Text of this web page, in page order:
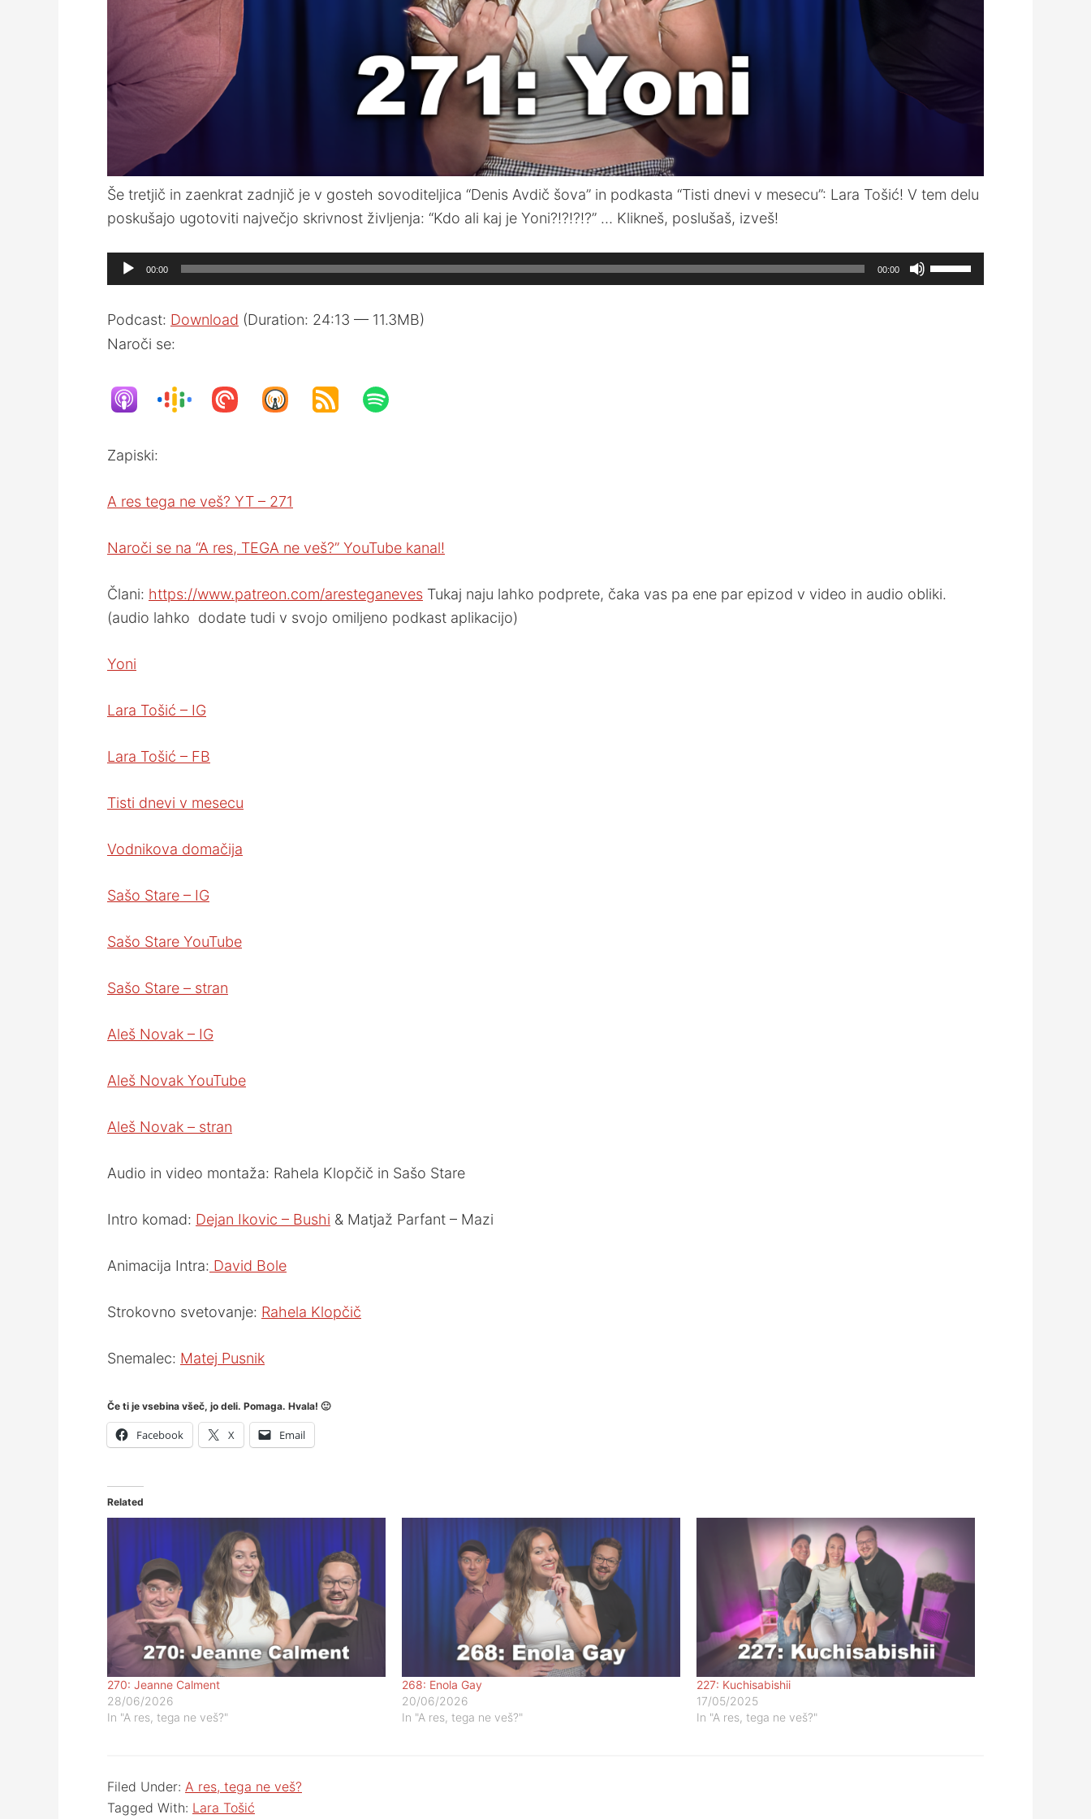
Še tretjič in zaenkrat zadnjič je v gosteh sovoditeljica “Denis Avdič šova” in podkasta “Tisti dnevi v mesecu”: Lara Tošić! V tem delu
poskušajo ugotoviti največjo skrivnost življenja: “Kdo ali kaj je Yoni?!?!?!?” … Klikneš, poslušaš, izveš!
Audio
Player
00:00 00:00
Use
Up/Down
Podcast: Download (Duration: 24:13 — 11.3MB)
Naroči se:
Zapiski:
A res tega ne veš? YT – 271
Naroči se na “A res, TEGA ne veš?” YouTube kanal!
Člani: https://www.patreon.com/aresteganeves Tukaj naju lahko podprete, čaka vas pa ene par epizod v video in audio obliki.
(audio lahko dodate tudi v svojo omiljeno podkast aplikacijo)
Yoni
Lara Tošić – IG
Lara Tošić – FB
Tisti dnevi v mesecu
Vodnikova domačija
Sašo Stare – IG
Sašo Stare YouTube
Sašo Stare – stran
Aleš Novak – IG
Aleš Novak YouTube
Aleš Novak – stran
Audio in video montaža: Rahela Klopčič in Sašo Stare
Intro komad: Dejan Ikovic – Bushi & Matjaž Parfant – Mazi
Animacija Intra: David Bole
Strokovno svetovanje: Rahela Klopčič
Snemalec: Matej Pusnik
Če ti je vsebina všeč, jo deli. Pomaga. Hvala! 🙂
Facebook X Email
Related
270: Jeanne Calment
28/06/2026
In "A res, tega ne veš?"
268: Enola Gay
20/06/2026
In "A res, tega ne veš?"
227: Kuchisabishii
17/05/2025
In "A res, tega ne veš?"
Filed Under: A res, tega ne veš?
Tagged With: Lara Tošić